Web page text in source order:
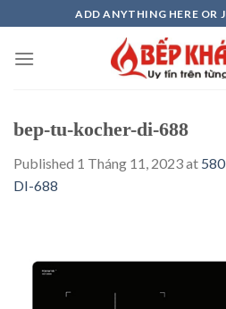
to
content
ADD ANYTHING HERE OR
bep-tu-kocher-di-688
Published 1 Tháng 11, 2023at
DI-688